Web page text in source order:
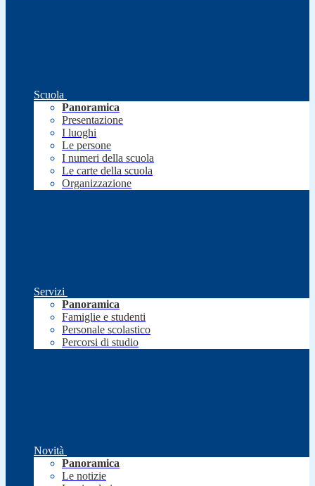
Scuola
Panoramica
Presentazione
I luoghi
Le persone
I numeri della scuola
Le carte della scuola
Organizzazione
Servizi
Panoramica
Famiglie e studenti
Personale scolastico
Percorsi di studio
Novità
Panoramica
Le notizie